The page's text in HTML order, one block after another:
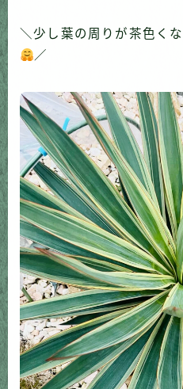
＼少し葉の周りが茶色く
／